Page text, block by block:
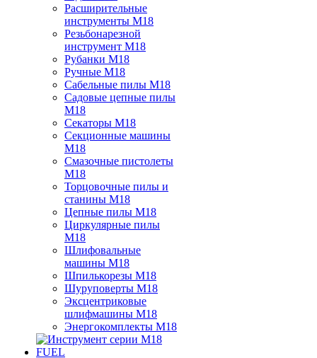
Расширительные
инструменты M18
Резьбонарезной
инструмент M18
Рубанки M18
Ручные M18
Сабельные пилы M18
Садовые цепные пилы
M18
Секаторы M18
Секционные машины
M18
Смазочные пистолеты
M18
Торцовочные пилы и
станины M18
Цепные пилы M18
Циркулярные пилы
M18
Шлифовальные
машины M18
Шпилькорезы M18
Шуруповерты M18
Эксцентриковые
шлифмашины M18
Энергокомплекты M18